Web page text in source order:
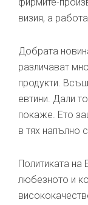
визия, а
Добрата
различават
продукти.
евтини. Дали
покаже. Ето
в тях напълно
Политиката
любезното и